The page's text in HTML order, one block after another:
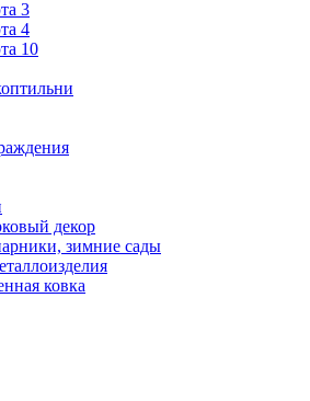
3
4
10
декор
зимние сады
ковка